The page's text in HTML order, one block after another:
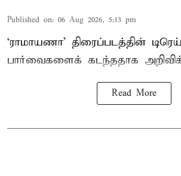
Published on: 06 Aug 2026, 5:13 pm
‘ராமாயணா’ திரைப்படத்தின்
பார்வைகளைக் கடந்ததாக
Read More